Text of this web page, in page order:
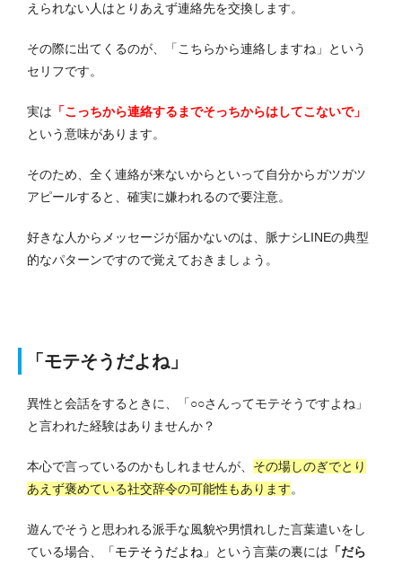
えられない人はとりあえず連絡先を交換します。
その際に出てくるのが、「こちらから連絡しますね」という
セリフです。
実は 「こっちから連絡するまでそっちからはしてこないで」
という意味があります。
そのため、全く連絡が来ないからといって自分からガツガツ
アピールすると、確実に嫌われるので要注意。
好きな人からメッセージが届かないのは、脈ナシLINEの典型
的なパターンですので覚えておきましょう。
「モテそうだよね」
異性と会話をするときに、「○○さんってモテそうですよね」
と言われた経験はありませんか？
本心で言っているのかもしれませんが、 その場しのぎでとり
あえず褒めている社交辞令の可能性もあります。
遊んでそうと思われる派手な風貌や男慣れした言葉遣いをし
ている場合、
「モテそうだよね」 という言葉の裏には 「だら